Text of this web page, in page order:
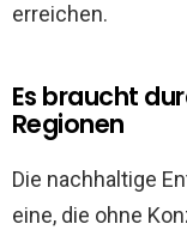
erreichen.
Es braucht
Regionen
Die nachhaltige
eine, die ohne